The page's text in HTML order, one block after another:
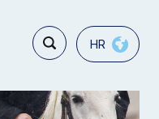
HR